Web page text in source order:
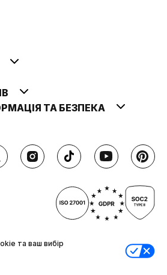
ТА БЕЗПЕКА
та ваш вибір